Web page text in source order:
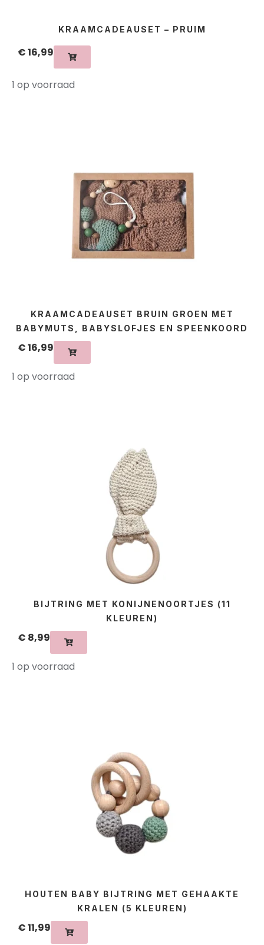
KRAAMCADEAUSET – PRUIM
€16,99
1 op voorraad
KRAAMCADEAUSET BRUIN GROEN MET
BABYMUTS, BABYSLOFJES EN SPEENKOORD
€16,99
1 op voorraad
BIJTRING MET KONIJNENOORTJES (11
KLEUREN)
€ 8,99
1 op voorraad
HOUTEN BABY BIJTRING MET GEHAAKTE
KRALEN (5 KLEUREN)
€11,99